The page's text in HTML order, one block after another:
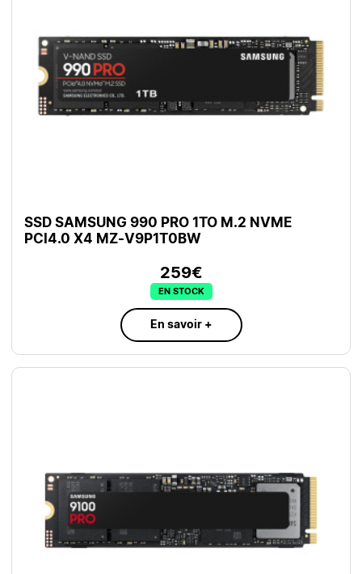
SSD SAMSUNG 990 PRO 1TO M.2 NVME
PCI4.0 X4 MZ-V9P1T0BW
259€
EN STOCK
En savoir +